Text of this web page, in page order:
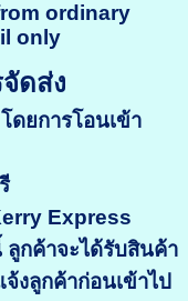
ordinary
only
ดส่ง
ดยการโอนเข้า
Express
กค้าจะได้รับสินค้า
งลูกค้าก่อนเข้าไป